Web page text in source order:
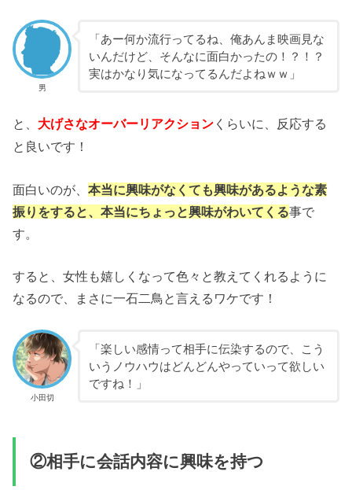
男
「あー何か流行ってるね、俺あんま映画見な
いんだけど、そんなに面白かったの！？！？
実はかなり気になってるんだよねｗｗ」
と、 大げさなオーバーリアクション くらいに、反応する
と良いです！
面白いのが、本当に興味がなくても興味があるような素
振りをすると、本当にちょっと興味がわいてくる事で
す。
すると、女性も嬉しくなって色々と教えてくれるように
なるので、まさに一石二鳥と言えるワケです！
小田切
「楽しい感情って相手に伝染するので、こう
いうノウハウはどんどんやっていって欲しい
ですね！」
②相手に会話内容に興味を持つ